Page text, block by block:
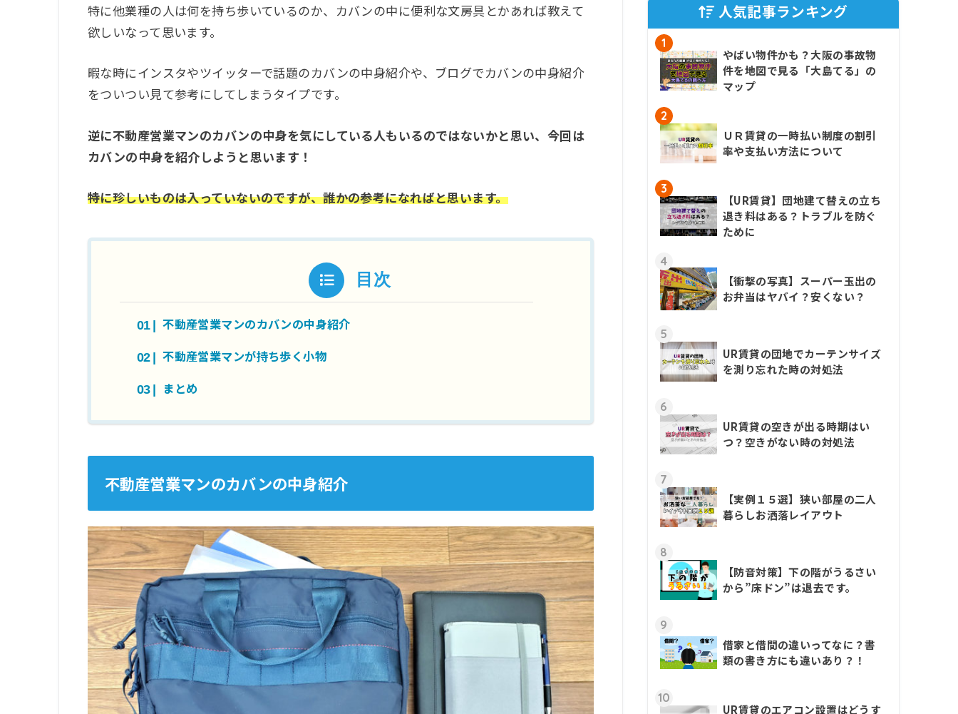
特に他業種の人は何を持ち歩いているのか、カバンの中に便利な文房具とかあれば教えて
欲しいなって思います。
暇な時にインスタやツイッターで話題のカバンの中身紹介や、ブログでカバンの中身紹介
をついつい見て参考にしてしまうタイプです。
逆に不動産営業マンのカバンの中身を気にしている人もいるのではないかと思い、今回は
カバンの中身を紹介しようと思います！
特に珍しいものは入っていないのですが、誰かの参考になればと思います。
目次
不動産営業マンのカバンの中身紹介
不動産営業マンが持ち歩く小物
まとめ
不動産営業マンのカバンの中身紹介
人気記事ランキング
1
やばい物件かも？大阪の事故物
件を地図で見る「大島てる」の
マップ
2
ＵＲ賃貸の一時払い制度の割引
率や支払い方法について
3
【UR賃貸】団地建て替えの立ち
退き料はある？トラブルを防ぐ
ために
4
【衝撃の写真】スーパー玉出の
お弁当はヤバイ？安くない？
5
UR賃貸の団地でカーテンサイズ
を測り忘れた時の対処法
6
UR賃貸の空きが出る時期はい
つ？空きがない時の対処法
7
【実例１５選】狭い部屋の二人
暮らしお洒落レイアウト
8
【防音対策】下の階がうるさい
から”床ドン”は退去です。
9
借家と借間の違いってなに？書
類の書き方にも違いあり？！
10
UR賃貸のエアコン設置はどうす